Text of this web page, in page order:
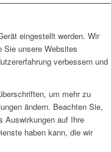
eingestellt werden. Wir
Sie unsere Websites
verbessern und
um mehr zu
ändern. Beachten Sie,
Auswirkungen auf Ihre
haben kann, die wir